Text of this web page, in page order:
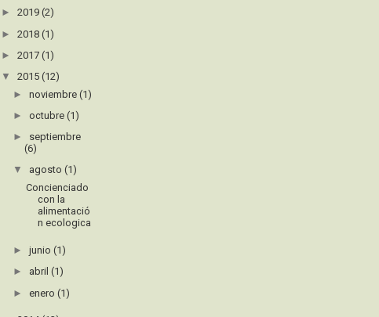
► 2019 (2)
► 2018 (1)
► 2017 (1)
▼ 2015 (12)
►noviembre(1)
►octubre(1)
► septiembre
(6)
▼ agosto(1)
Concienciado
con la
alimentació
n ecologica
►junio(1)
► abril(1)
►enero(1)